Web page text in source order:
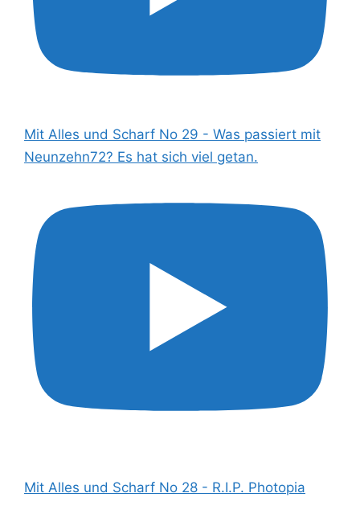
Mit Alles und Scharf No 29 - Was passiert mit
Neunzehn72? Es hat sich viel getan.
Mit Alles und Scharf No 28 - R.I.P. Photopia